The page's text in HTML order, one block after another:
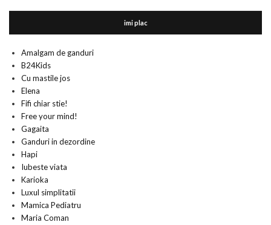
imi plac
Amalgam de ganduri
B24Kids
Cu mastile jos
Elena
Fifi chiar stie!
Free your mind!
Gagaita
Ganduri in dezordine
Hapi
Iubeste viata
Karioka
Luxul simplitatii
Mamica Pediatru
Maria Coman